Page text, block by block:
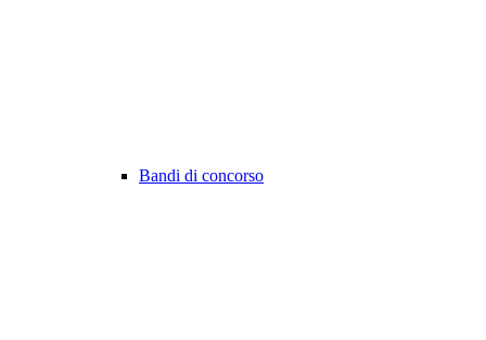
Bandi di concorso